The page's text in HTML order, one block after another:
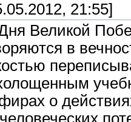
21:55]
Великой
в
о